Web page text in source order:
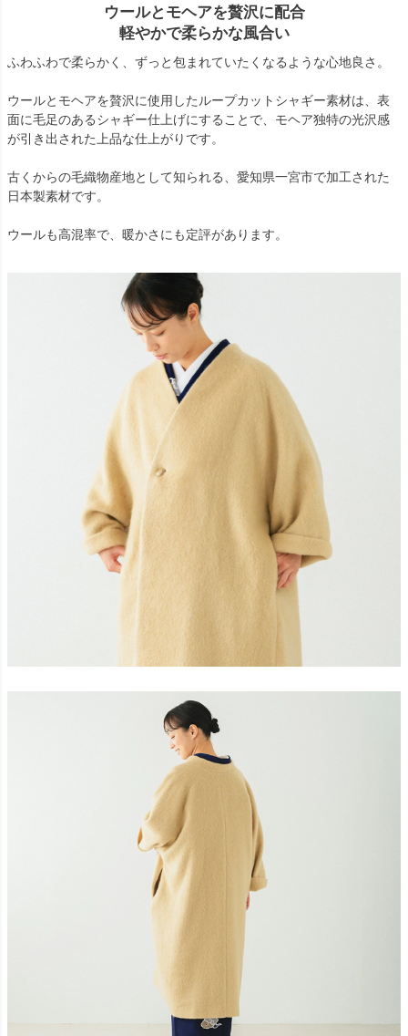
ウールとモヘアを贅沢に配合
軽やかで柔らかな風合い
ふわふわで柔らかく、ずっと包まれていたくなるような心地良さ。
ウールとモヘアを贅沢に使用したループカットシャギー素材は、表
面に毛足のあるシャギー仕上げにすることで、モヘア独特の光沢感
が引き出された上品な仕上がりです。
古くからの毛織物産地として知られる、愛知県一宮市で加工された
日本製素材です。
ウールも高混率で、暖かさにも定評があります。